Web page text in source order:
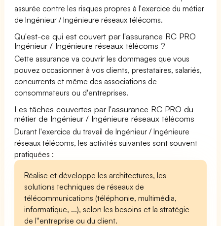
assurée contre les risques propres à l'exercice du métier
de Ingénieur / Ingénieure réseaux télécoms.
Qu'est-ce qui est couvert par l'assurance RC PRO
Ingénieur / Ingénieure réseaux télécoms ?
Cette assurance va couvrir les dommages que vous
pouvez occasionner à vos clients, prestataires, salariés,
concurrents et même des associations de
consommateurs ou d'entreprises.
Les tâches couvertes par l'assurance RC PRO du
métier de Ingénieur / Ingénieure réseaux télécoms
Durant l'exercice du travail de Ingénieur / Ingénieure
réseaux télécoms, les activités suivantes sont souvent
pratiquées :
Réalise et développe les architectures, les
solutions techniques de réseaux de
télécommunications (téléphonie, multimédia,
informatique, ...), selon les besoins et la stratégie
de l''entreprise ou du client.